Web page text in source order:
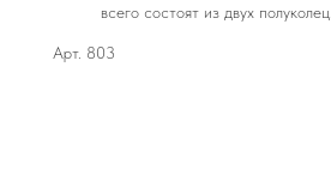
всего состоят из двух полуколец.
Арт. 803